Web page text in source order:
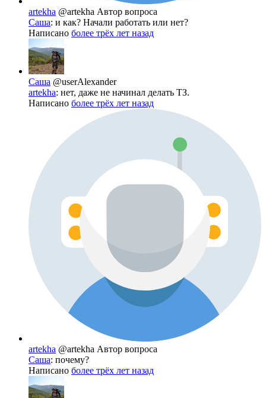
artekha @artekha Автор вопроса
Саша: и как? Начали работать или нет?
Написано более трёх лет назад
Саша @userAlexander
artekha: нет, даже не начинал делать ТЗ.
Написано более трёх лет назад
artekha @artekha Автор вопроса
Саша: почему?
Написано более трёх лет назад